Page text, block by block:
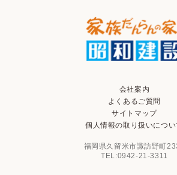
会社案内
よくあるご質問
サイトマップ
個人情報の取り扱いについ
福岡県久留米市諏訪野町
TEL:0942-21-3311